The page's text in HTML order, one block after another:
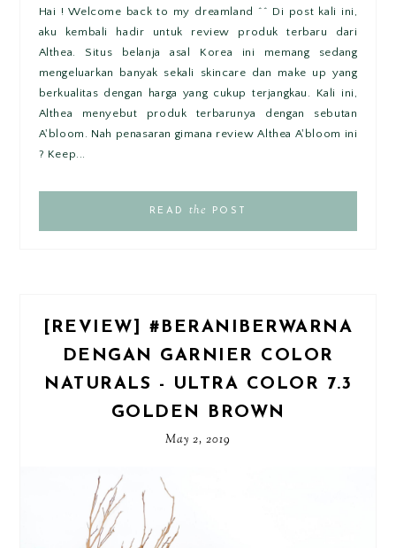
Hai ! Welcome back to my dreamland ^^ Di post kali ini,
aku kembali hadir untuk review produk terbaru dari
Althea. Situs belanja asal Korea ini memang sedang
mengeluarkan banyak sekali skincare dan make up yang
berkualitas dengan harga yang cukup terjangkau. Kali ini,
Althea menyebut produk terbarunya dengan sebutan
A'bloom. Nah penasaran gimana review Althea A'bloom ini
? Keep...
READ the POST
[REVIEW] #BERANIBERWARNA
DENGAN GARNIER COLOR
NATURALS - ULTRA COLOR 7.3
GOLDEN BROWN
May 2, 2019